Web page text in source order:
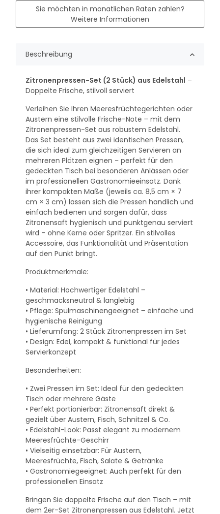
Sie möchten in monatlichen Raten zahlen?
Weitere Informationen
Beschreibung
Zitronenpressen-Set (2 Stück) aus Edelstahl –
Doppelte Frische, stilvoll serviert
Verleihen Sie Ihren Meeresfrüchtegerichten oder
Austern eine stilvolle Frische-Note – mit dem
Zitronenpressen-Set aus robustem Edelstahl.
Das Set besteht aus zwei identischen Pressen,
die sich ideal zum gleichzeitigen Servieren an
mehreren Plätzen eignen – perfekt für den
gedeckten Tisch bei besonderen Anlässen oder
im professionellen Gastronomieeinsatz. Dank
ihrer kompakten Maße (jeweils ca. 8,5 cm × 7
cm × 3 cm) lassen sich die Pressen handlich und
einfach bedienen und sorgen dafür, dass
Zitronensaft hygienisch und punktgenau serviert
wird – ohne Kerne oder Spritzer. Ein stilvolles
Accessoire, das Funktionalität und Präsentation
auf den Punkt bringt.
Produktmerkmale:
• Material: Hochwertiger Edelstahl –
geschmacksneutral & langlebig
• Pflege: Spülmaschinengeeignet – einfache und
hygienische Reinigung
• Lieferumfang: 2 Stück Zitronenpressen im Set
• Design: Edel, kompakt & funktional für jedes
Servierkonzept
Besonderheiten:
• Zwei Pressen im Set: Ideal für den gedeckten
Tisch oder mehrere Gäste
• Perfekt portionierbar: Zitronensaft direkt &
gezielt über Austern, Fisch, Schnitzel & Co.
• Edelstahl-Look: Passt elegant zu modernem
Meeresfrüchte-Geschirr
• Vielseitig einsetzbar: Für Austern,
Meeresfrüchte, Fisch, Salate & Getränke
• Gastronomiegeeignet: Auch perfekt für den
professionellen Einsatz
Bringen Sie doppelte Frische auf den Tisch – mit
dem 2er-Set Zitronenpressen aus Edelstahl. Jetzt